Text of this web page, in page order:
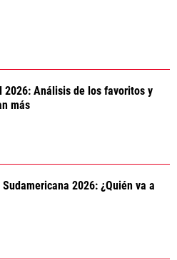
2026: Análisis de los favoritos y
más
2026: ¿Quién va a